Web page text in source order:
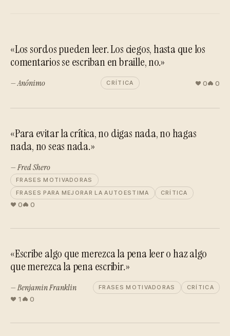
«Los sordos pueden leer. Los ciegos, hasta que los
comentarios se escriban en braille, no.»
— Anónimo CRÍTICA 0 0
«Para evitar la crítica, no digas nada, no hagas
nada, no seas nada.»
— Fred Shero
FRASES MOTIVADORAS
FRASES PARA MEJORAR LA AUTOESTIMA
CRÍTICA
0 0
«Escribe algo que merezca la pena leer o haz algo
que merezca la pena escribir.»
— Benjamin Franklin FRASES MOTIVADORAS CRÍTICA
1 0